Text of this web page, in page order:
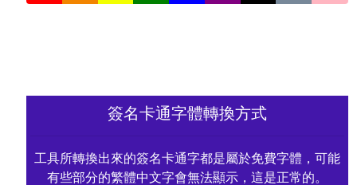
簽名卡通字體轉換方式
工具所轉換出來的簽名卡通字都是屬於免費字體，可能
有些部分的繁體中文字會無法顯示，這是正常的。